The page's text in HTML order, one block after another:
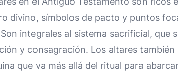
divino, símbolos de pacto y puntos
integrales al sistema sacrificial, que
y consagración. Los altares
que va más allá del ritual para